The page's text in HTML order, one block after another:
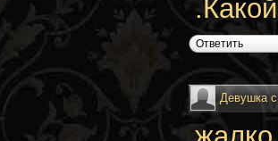
Ответить
Девушка